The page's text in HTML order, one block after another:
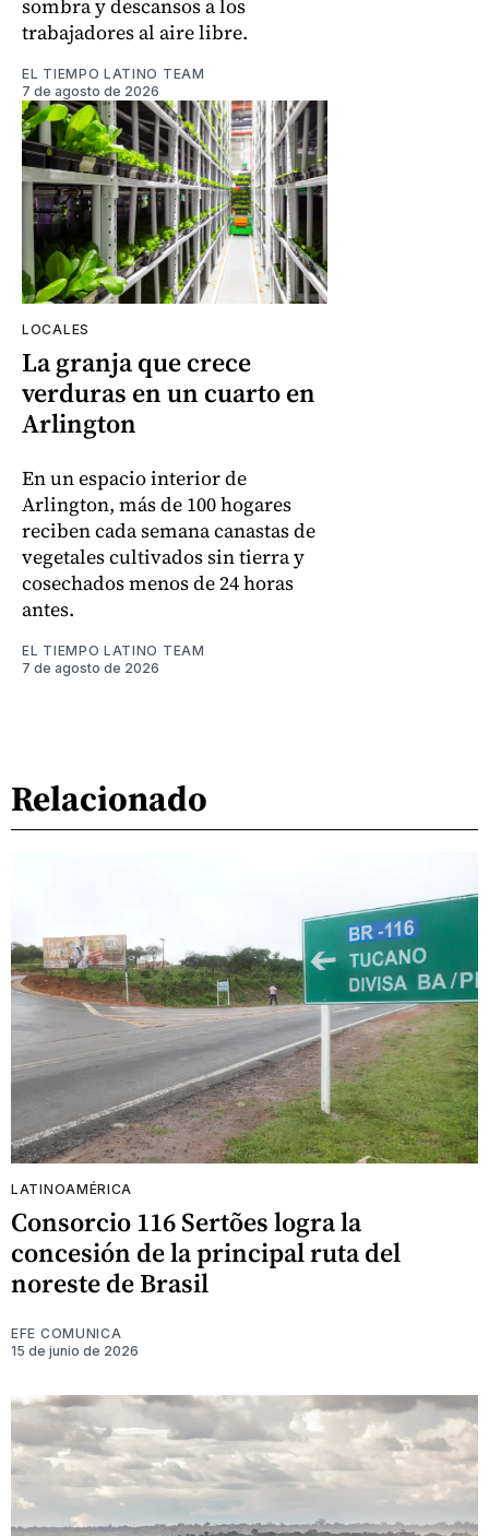
sombra y descansos a los
trabajadores al aire libre.
EL TIEMPO LATINO TEAM
7 de agosto de 2026
LOCALES
La granja que crece
verduras en un cuarto en
Arlington
En un espacio interior de
Arlington, más de 100 hogares
reciben cada semana canastas de
vegetales cultivados sin tierra y
cosechados menos de 24 horas
antes.
EL TIEMPO LATINO TEAM
7 de agosto de 2026
Relacionado
LATINOAMÉRICA
Consorcio 116 Sertões logra la
concesión de la principal ruta del
noreste de Brasil
EFE COMUNICA
15 de junio de 2026